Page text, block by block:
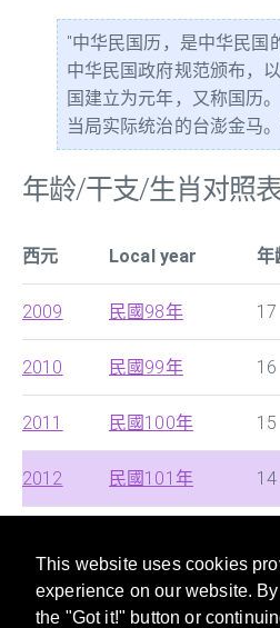
This website uses cookies
experience on our website.
the "Got it!" button or
"中华民国历，是中华民国
中华民国政府规范颁布，
国建立为元年，又称国历
当局实际统治的台澎金马
年龄/干支/生肖对照
西元 Local year 年
2009 民國98年 17
2010 民國99年 16
2011 民國100年 15
2012 民國101年 14
2014 民國103年 12